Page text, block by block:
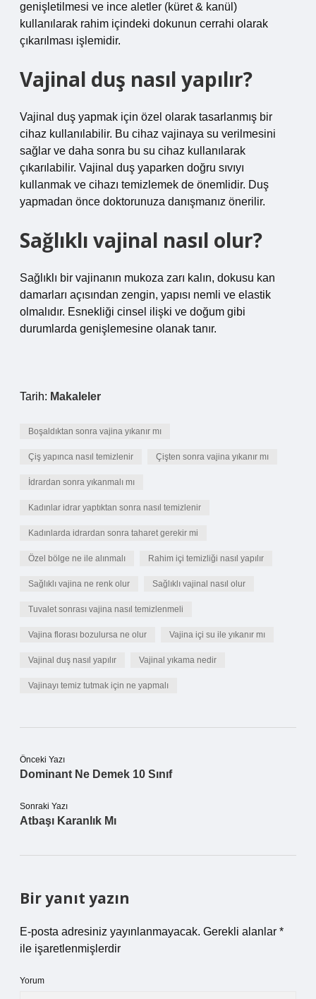
genişletilmesi ve ince aletler (küret & kanül)
kullanılarak rahim içindeki dokunun cerrahi olarak
çıkarılması işlemidir.
Vajinal duş nasıl yapılır?
Vajinal duş yapmak için özel olarak tasarlanmış bir
cihaz kullanılabilir. Bu cihaz vajinaya su verilmesini
sağlar ve daha sonra bu su cihaz kullanılarak
çıkarılabilir. Vajinal duş yaparken doğru sıvıyı
kullanmak ve cihazı temizlemek de önemlidir. Duş
yapmadan önce doktorunuza danışmanız önerilir.
Sağlıklı vajinal nasıl olur?
Sağlıklı bir vajinanın mukoza zarı kalın, dokusu kan
damarları açısından zengin, yapısı nemli ve elastik
olmalıdır. Esnekliği cinsel ilişki ve doğum gibi
durumlarda genişlemesine olanak tanır.
Tarih: Makaleler
Boşaldıktan sonra vajina yıkanır mı
Çiş yapınca nasıl temizlenir Çişten sonra vajina yıkanır mı
İdrardan sonra yıkanmalı mı
Kadınlar idrar yaptıktan sonra nasıl temizlenir
Kadınlarda idrardan sonra taharet gerekir mi
Özel bölge ne ile alınmalı Rahim içi temizliği nasıl yapılır
Sağlıklı vajina ne renk olur Sağlıklı vajinal nasıl olur
Tuvalet sonrası vajina nasıl temizlenmeli
Vajina florası bozulursa ne olur Vajina içi su ile yıkanır mı
Vajinal duş nasıl yapılır Vajinal yıkama nedir
Vajinayı temiz tutmak için ne yapmalı
Önceki Yazı
Dominant Ne Demek 10 Sınıf
Sonraki Yazı
Atbaşı Karanlık Mı
Bir yanıt yazın
E-posta adresiniz yayınlanmayacak. Gerekli alanlar *
ile işaretlenmişlerdir
Yorum